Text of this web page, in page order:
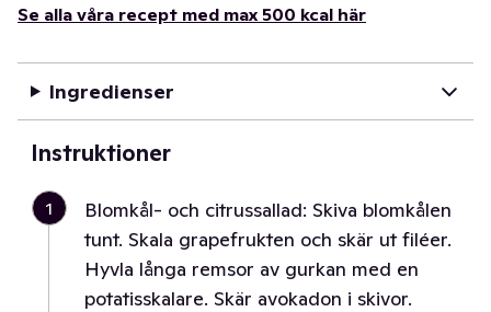
Se alla våra recept med max 500 kcal här
Ingredienser
Instruktioner
1
Blomkål- och citrussallad: Skiva blomkålen
tunt. Skala grapefrukten och skär ut filéer.
Hyvla långa remsor av gurkan med en
potatisskalare. Skär avokadon i skivor.